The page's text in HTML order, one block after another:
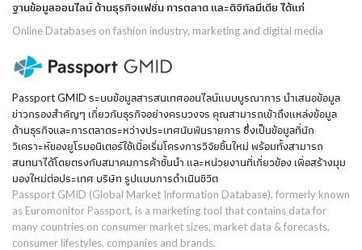
ฐานข้อมูลออนไลน์ ด้านธุรกิจแฟชั่น การตลาด และดิจิทัลมีเดีย ได้แก่
Online Databases on fashion industry, marketing and digital media
Passport GMID ระบบข้อมูลสารสนเทศออนไลน์แบบบูรณาการ นำเสนอข้อมูล
ข่าวกรองสำคัญๆ เกี่ยวกับธุรกิจอย่างครบวงจร คุณสามารถเข้าถึงแหล่งข้อมูล
ด้านธุรกิจและการตลาดระหว่างประเทศนับพันรายการ ซึ่งเป็นข้อมูลที่นัก
วิเคราะห์ของยูโรมอนิเตอร์ใช้เมื่อเริ่มโครงการวิจัยชิ้นใหม่ พร้อมทั้งสามารถ
สนทนาได้โดยตรงกับสมาคมการค้าชั้นนำ และหน่วยงานที่เกี่ยวข้อง เพื่อสร้างมุม
มองใหม่ต่อประเทศ บริษัท รูปแบบการดำเนินชีวิต
Passport GMID (Global Market Information Database), formerly known
as Euromonitor Passport, is a marketing tool that contains data for
many countries on consumer market sizes, market data & forecasts,
consumer lifestyles, companies and brands.